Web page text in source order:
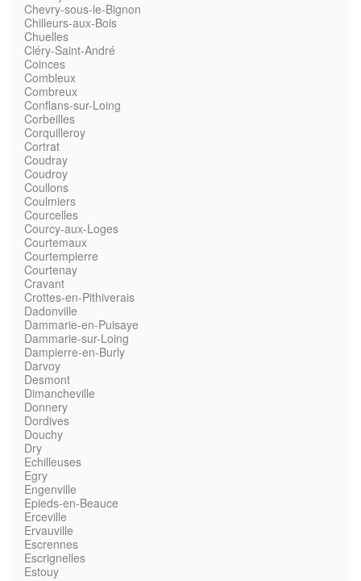
Chevry-sous-le-Bignon
Chilleurs-aux-Bois
Chuelles
Cléry-Saint-André
Coinces
Combleux
Combreux
Conflans-sur-Loing
Corbeilles
Corquilleroy
Cortrat
Coudray
Coudroy
Coullons
Coulmiers
Courcelles
Courcy-aux-Loges
Courtemaux
Courtempierre
Courtenay
Cravant
Crottes-en-Pithiverais
Dadonville
Dammarie-en-Puisaye
Dammarie-sur-Loing
Dampierre-en-Burly
Darvoy
Desmont
Dimancheville
Donnery
Dordives
Douchy
Dry
Echilleuses
Egry
Engenville
Epieds-en-Beauce
Erceville
Ervauville
Escrennes
Escrignelles
Estouy